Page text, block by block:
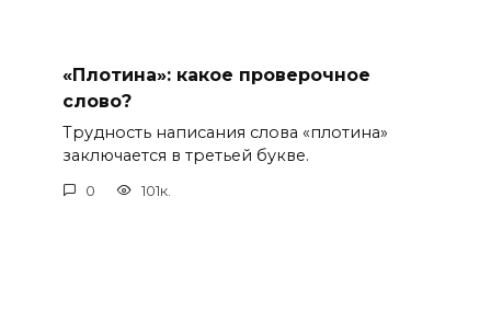
«Плотина»: какое проверочное
слово?
Трудность написания слова «плотина»
заключается в третьей букве.
0 101к.